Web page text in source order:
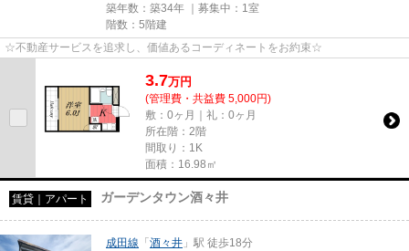
築年数：築34年 ｜募集中： 1室
階数：5階建
☆不動産サービスを追求し、価値あるコーディネートをお約束☆
3.7万円
(管理費・共益費 5,000円)
敷：0ヶ月｜礼：0ヶ月
所在階：2階
間取り：1K
面積：16.98㎡
賃貸｜アパート ガーデンタウン酒々井
成田線 「酒々井 」駅 徒歩18分